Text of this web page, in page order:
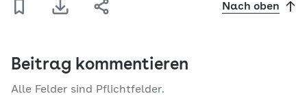
Nach oben
Beitrag kommentieren
Alle Felder sind Pflichtfelder.